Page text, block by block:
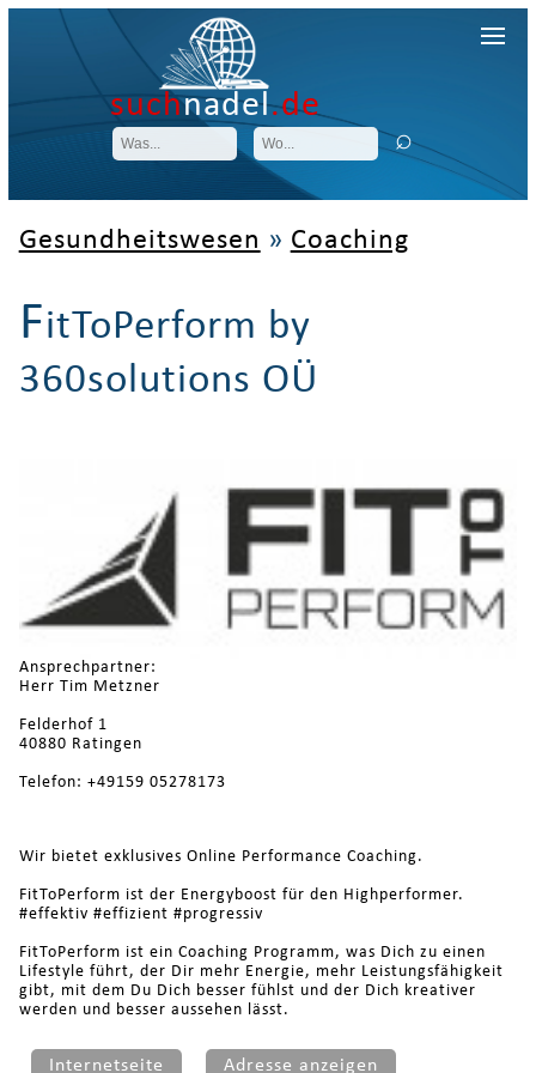
suchnadel.de
Gesundheitswesen » Coaching
FitToPerform by
360solutions OÜ
Ansprechpartner:
Herr Tim Metzner
Felderhof 1
40880 Ratingen
Telefon: +49159 05278173
Wir bietet exklusives Online Performance Coaching.
FitToPerform ist der Energyboost für den Highperformer.
#effektiv #effizient #progressiv
FitToPerform ist ein Coaching Programm, was Dich zu einen
Lifestyle führt, der Dir mehr Energie, mehr Leistungsfähigkeit
gibt, mit dem Du Dich besser fühlst und der Dich kreativer
werden und besser aussehen lässt.
Internetseite Adresse anzeigen